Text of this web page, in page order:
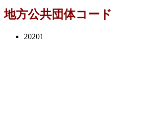
地方公共団体コード
20201